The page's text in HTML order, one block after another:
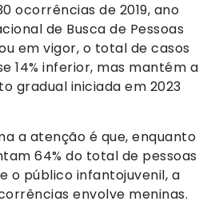
ocorrências de 2019, ano
de Busca de Pessoas
em vigor, o total de casos
14% inferior, mas mantém a
gradual iniciada em 2023
a atenção é que, enquanto
64% do total de pessoas
o público infantojuvenil, a
envolve meninas.